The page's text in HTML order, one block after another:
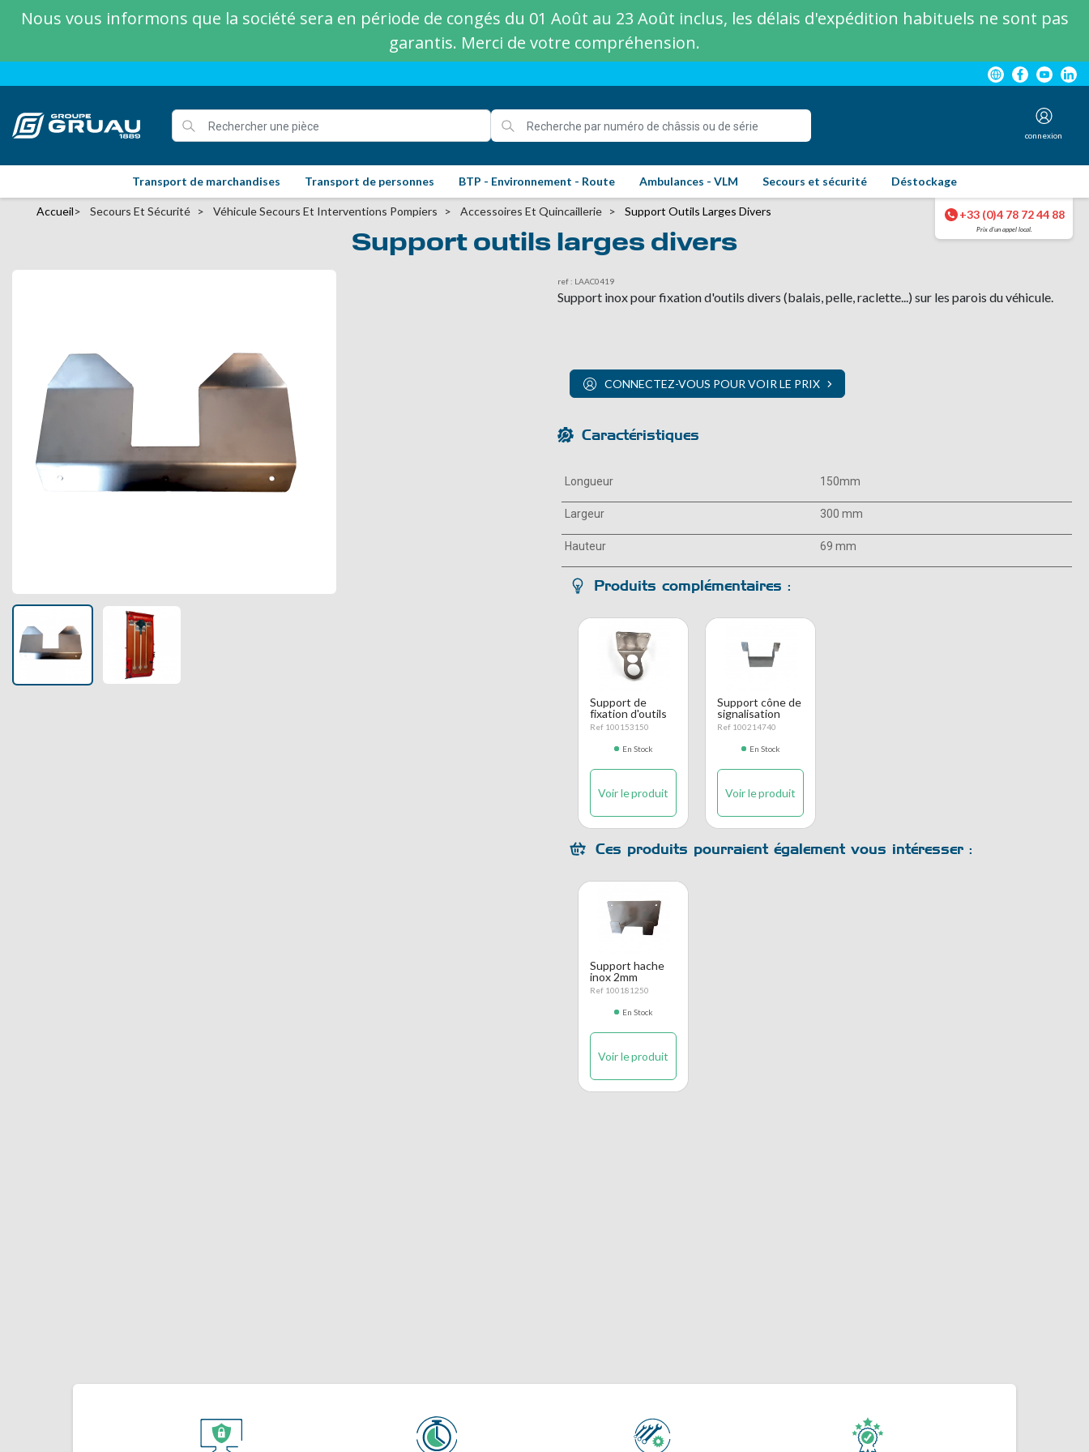
Nous vous informons que la société sera en période de congés du 01 Août au 23 Août inclus, les délais d'expédition habituels ne sont pas
garantis. Merci de votre compréhension.
connexion
+33 (0)4 78 72 44 88
Prix d'un appel local.
Transport de marchandises Transport de personnes BTP - Environnement - Route Ambulances - VLM Secours et sécurité Déstockage
Accueil Secours Et Sécurité Véhicule Secours Et Interventions Pompiers Accessoires Et Quincaillerie Support Outils Larges Divers
Support outils larges divers
ref : LAAC0419
Support inox pour fixation d'outils divers (balais, pelle, raclette...) sur les parois du véhicule.
CONNECTEZ-VOUS POUR VOIR LE PRIX
Caractéristiques
Longueur 150mm
Largeur 300 mm
Hauteur 69 mm
Produits complémentaires :
Support de
fixation d'outils
inférieur
Ref 100153150
En Stock
Voir le produit
Support cône de
signalisation
Ref 100214740
En Stock
Voir le produit
Ces produits pourraient également vous intéresser :
Support hache
inox 2mm
Ref 100181250
En Stock
Voir le produit